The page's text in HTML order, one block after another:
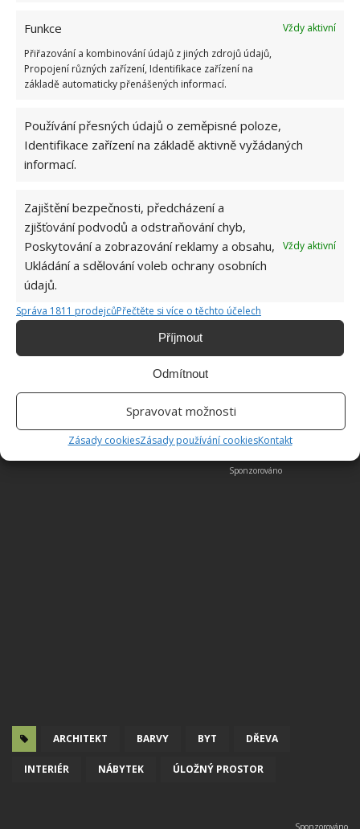
Funkce
Vždy aktivní
Přiřazování a kombinování údajů z jiných zdrojů údajů,
Propojení různých zařízení, Identifikace zařízení na
základě automaticky přenášených informací.
Používání přesných údajů o zeměpisné poloze,
Identifikace zařízení na základě aktivně vyžádaných
informací.
Zajištění bezpečnosti, předcházení a
zjišťování podvodů a odstraňování chyb,
Poskytování a zobrazování reklamy a obsahu,
Ukládání a sdělování voleb ochrany osobních
údajů.
Vždy aktivní
Správa 1811 prodejcůPřečtěte si více o těchto účelech
Příjmout
Odmítnout
Spravovat možnosti
Zásady cookiesZásady používání cookiesKontakt
ložnici a umístit ji tam. Pak už stačí jen postel a dva
noční stolky a ložnice působí uklízeným, čistým
dojmem.
Ideální je, když do interiéru dopadá dostatek denního
světla. Prosvětlený interiér vypadá větší, vzdušnější a
prostřednictvím prosklených dveří a v neposlední řadě
kvalitním osvětlením. Pokud máte docela tmavý byt,
použijte co nejsvětlejší barvy a začleňte i sklo. Třeba v
podobě skleněného jídelního stolu. Pouze centrální
svítidlo nestačí. Abyste dobře viděli a vytvořili i
zajímavé světelné kulisy, je vhodné přikoupit i další
světelné zdroje – lampičky, bodové osvětlení apod.
Obrázky: sararussellinteriors, blog.rismedia
ARCHITEKT BARVY BYT DŘEVA
INTERIÉR NÁBYTEK ÚLOŽNÝ PROSTOR